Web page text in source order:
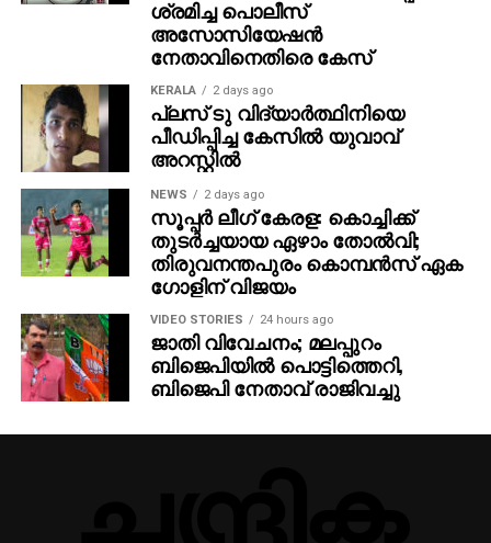
പ്രേക്ഷകർക്കുള്ളത്.
എക്സിക്യൂട്ടീവ് പ്രൊഡ്യൂസർ – ജോർജ്
സെബാസ്റ്റ്യൻ, ഛായാഗ്രഹണം- ഫൈസൽ അലി,
സംഗീതം – മുജീബ് മജീദ്, എഡിറ്റർ – പ്രവീൺ പ്രഭാകർ,
ലൈൻ പ്രൊഡ്യൂസർ- സുനിൽ സിംഗ്, പ്രൊഡക്ഷൻ
കൺട്രോളർ- അരോമ മോഹൻ, പ്രൊഡക്ഷൻ
ഡിസൈനർ- ഷാജി നടുവിൽ, ഫൈനൽ മിക്സ് – എം
ആർ രാജാകൃഷ്ണൻ, ചീഫ് അസോസിയേറ്റ് ഡയറക്ടർ-
ബോസ്, മേക്കപ്പ്- അമൽ ചന്ദ്രൻ, ജോർജ്
സെബാസ്റ്റ്യൻ, വസ്ത്രാലങ്കാരം- അഭിജിത്ത് സി,
വരികൾ – വിനായക് ശശികുമാർ, ഹരിത ഹരി ബാബു,
കളറിസ്റ്റ് – ലിജു പ്രഭാകർ, സംഘട്ടനം – ആക്ഷൻ
സന്തോഷ്, സൗണ്ട് ഡിസൈൻ – കിഷൻ മോഹൻ,
വിഎഫ്എക്സ് സൂപ്പർവൈസർ – എസ് സന്തോഷ്
രാജു, വിഎഫ്എക്സ് കോഓർഡിനേറ്റർ – ഡിക്സൻ പി
ജോ, വിഎഫ്എക്സ് – വിശ്വ എഫ് എക്സ്, സിങ്ക്
ശ്രമിച്ച പൊലീസ്
അസോസിയേഷന്‍
നേതാവിനെതിരെ കേസ്
KERALA 2 days ago
പ്ലസ് ടു വിദ്യാര്‍ത്ഥിനിയെ
പീഡിപ്പിച്ച കേസില്‍ യുവാവ്
അറസ്റ്റില്‍
NEWS 2 days ago
സൂപ്പര്‍ ലീഗ് കേരള: കൊച്ചിക്ക്
തുടര്‍ച്ചയായ ഏഴാം തോല്‍വി;
തിരുവനന്തപുരം കൊമ്പന്‍സ് ഏക
ഗോളിന് വിജയം
VIDEO STORIES 24 hours ago
ജാതി വിവേചനം; മലപ്പുറം
ബിജെപിയില്‍ പൊട്ടിത്തെറി,
ബിജെപി നേതാവ് രാജിവച്ചു